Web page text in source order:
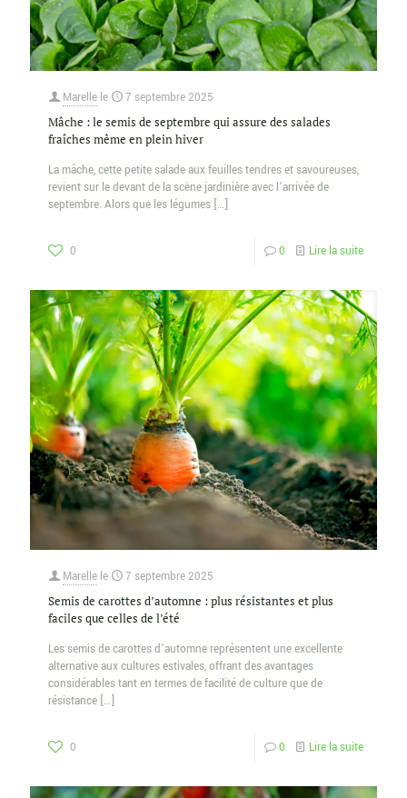
Marelle le 7 septembre 2025
Mâche : le semis de septembre qui assure des salades
fraîches même en plein hiver
La mâche, cette petite salade aux feuilles tendres et savoureuses,
revient sur le devant de la scène jardinière avec l’arrivée de
septembre. Alors que les légumes […]
0 0 Lire la suite
Marelle le 7 septembre 2025
Semis de carottes d’automne : plus résistantes et plus
faciles que celles de l’été
Les semis de carottes d’automne représentent une excellente
alternative aux cultures estivales, offrant des avantages
considérables tant en termes de facilité de culture que de
résistance […]
0 0 Lire la suite